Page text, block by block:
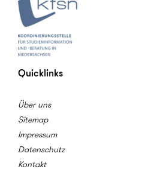
Quicklinks
Über uns
Sitemap
Impressum
Datenschutz
Kontakt